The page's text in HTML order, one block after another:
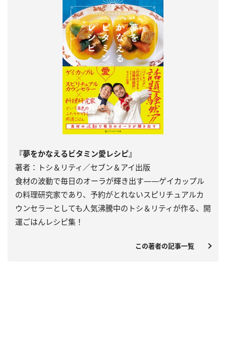
『夢をかなえるビタミン愛レシピ』
著者：トシ＆リティ／セブン＆アイ出版
食材の波動で毎日のオーラが輝き出す――ゲイカップル
の料理研究家であり、予約がとれないスピリチュアルカ
ウンセラーとしても人気沸騰中のトシ＆リティが作る、開
運ごはんレシピ集！
この著者の記事一覧